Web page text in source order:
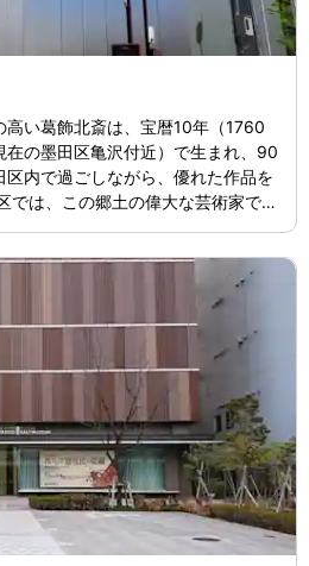
い葛飾北斎は、宝暦10年（1760
の墨田区亀沢付近）で生まれ、90
内で過ごしながら、優れた作品を
では、この郷土の偉大な芸術家であ